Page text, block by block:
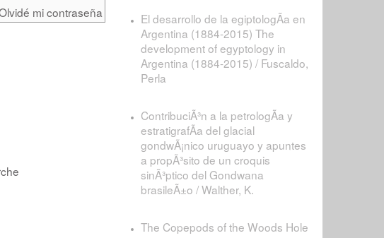
mi contraseña
El desarrollo de la egiptologÃ­a en
Argentina (1884-2015) The
development of egyptology in
Argentina (1884-2015) / Fuscaldo,
Perla
ContribuciÃ³n a la petrologÃ­a y
estratigrafÃ­a del glacial
gondwÃ¡nico uruguayo y apuntes
a propÃ³sito de un croquis
sinÃ³ptico del Gondwana
brasileÃ±o / Walther, K.
The Copepods of the Woods Hole